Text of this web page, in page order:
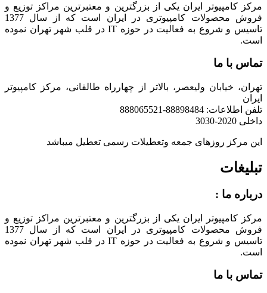
مرکز کامپیوتر ایران یکی از بزرگترین و معتبرترین مراکز توزیع و
فروش محصولات کامپیوتری در ایران است که از سال 1377
تاسیس و شروع به فعالیت در حوزه IT در قلب شهر تهران نموده
است.
تماس با ما
تهران، خیابان ولیعصر، بالاتر از چهارراه طالقانی، مرکز کامپیوتر
ایران
تلفن اطلاعات: 88898484-888065521
داخلی 2020-3030
این مرکز روزهای جمعه وتعطیلات رسمی تعطیل میباشد
تبلیغات
درباره ما :
مرکز کامپیوتر ایران یکی از بزرگترین و معتبرترین مراکز توزیع و
فروش محصولات کامپیوتری در ایران است که از سال 1377
تاسیس و شروع به فعالیت در حوزه IT در قلب شهر تهران نموده
است.
تماس با ما